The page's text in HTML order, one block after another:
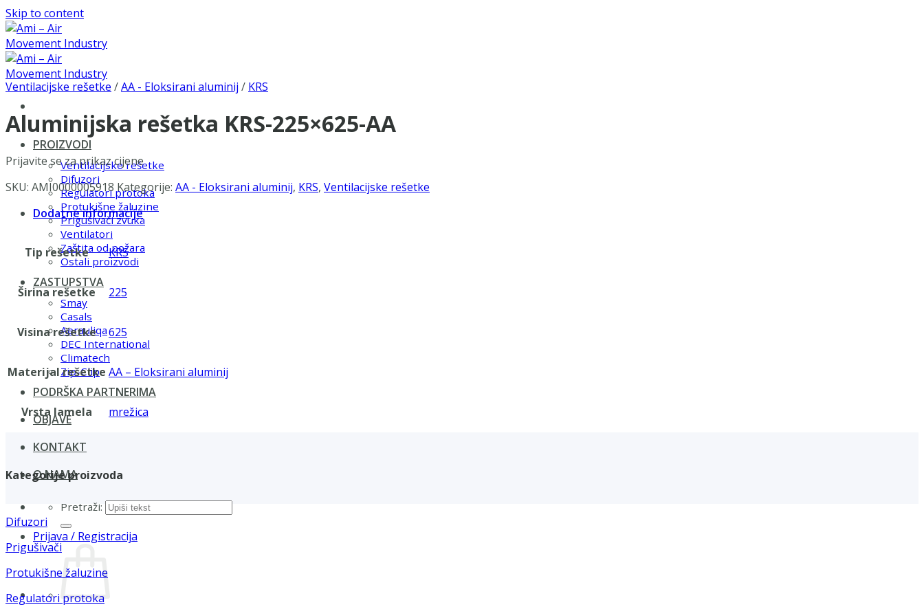
Skip to content
PROIZVODI
Ventilacijske rešetke
Difuzori
Regulatori protoka
Protukišne žaluzine
Prigušivači zvuka
Ventilatori
Zaštita od požara
Ostali proizvodi
ZASTUPSTVA
Smay
Casals
Aerauliqa
DEC International
Climatech
Zip-Clip
PODRŠKA PARTNERIMA
OBJAVE
KONTAKT
O NAMA
Pretraži:
Prijava / Registracija
Ventilacijske rešetke /AA - Eloksirani aluminij / KRS
Aluminijska rešetka KRS-225×625-AA
Prijavite se za prikaz cijene
SKU: AMI0000005918 Kategorije: AA - Eloksirani aluminij, KRS, Ventilacijske rešetke
Dodatne informacije
Tip rešetke KRS
Širina rešetke 225
Visina rešetke 625
Materijal rešetke AA – Eloksirani aluminij
Vrsta lamela mrežica
Kategorije proizvoda
Difuzori
Prigušivači
Protukišne žaluzine
Regulatori protoka